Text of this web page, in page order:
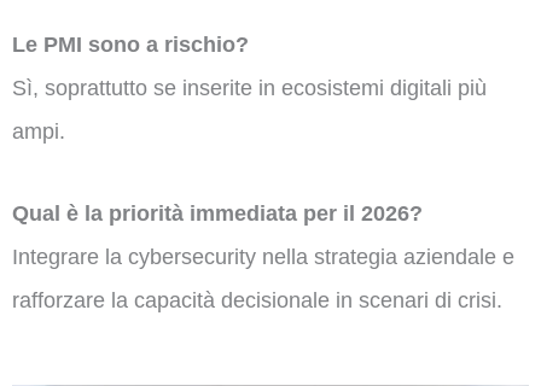
Le PMI sono a rischio?
Sì, soprattutto se inserite in ecosistemi digitali più
ampi.
Qual è la priorità immediata per il 2026?
Integrare la cybersecurity nella strategia aziendale e
rafforzare la capacità decisionale in scenari di crisi.